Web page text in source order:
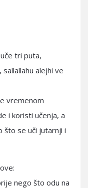
tri puta,
alejhi ve
vremenom
i koristi učenja, a
što se uči jutarnji i
nego što odu na